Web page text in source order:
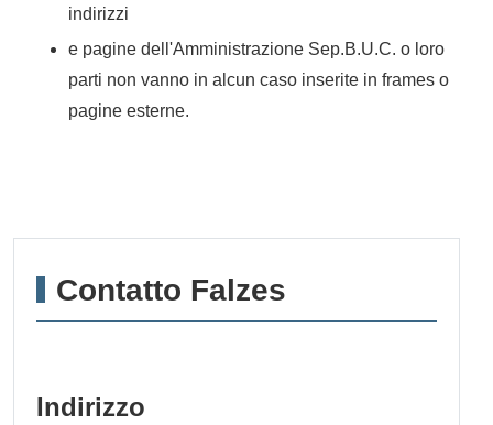
Contatto Falzes
Indirizzo
indirizzi
e pagine dell'Amministrazione Sep.B.U.C. o loro
parti non vanno in alcun caso inserite in frames o
pagine esterne.